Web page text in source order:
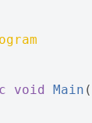
void Main (